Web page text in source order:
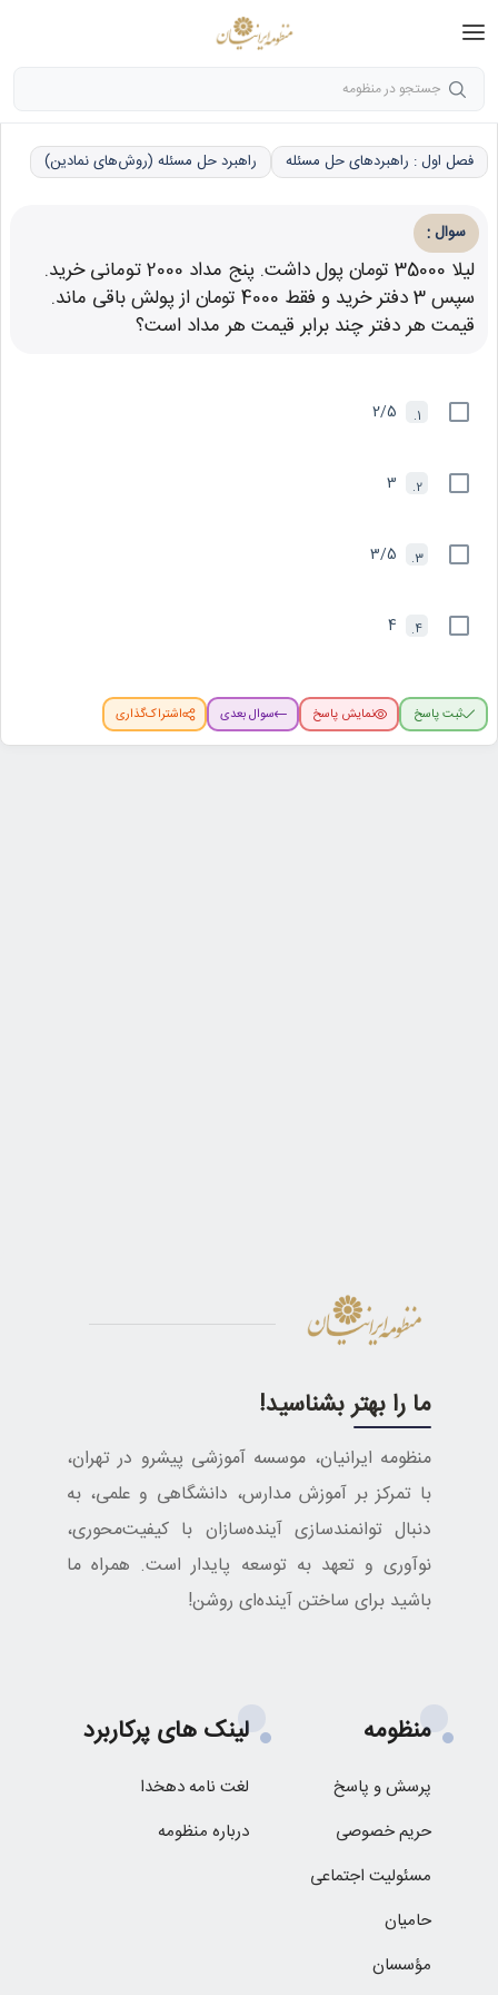
جستجو در منظومه
فصل اول : راهبردهای حل مسئله راهبرد حل مسئله (روش‌های نمادین)
سوال :
لیلا 35000 تومان پول داشت. پنج مداد 2000 تومانی خرید.
سپس 3 دفتر خرید و فقط 4000 تومان از پولش باقی ماند.
قیمت هر دفتر چند برابر قیمت هر مداد است؟
1.
2/5
2.
3
3.
3/5
4.
4
ثبت پاسخ نمایش پاسخ سوال بعدی اشتراک‌گذاری
ما را بهتر بشناسید!
منظومه ایرانیان، موسسه آموزشی پیشرو در تهران،
با تمرکز بر آموزش مدارس، دانشگاهی و علمی، به
دنبال توانمندسازی آینده‌سازان با کیفیت‌محوری،
نوآوری و تعهد به توسعه پایدار است. همراه ما
باشید برای ساختن آینده‌ای روشن!
منظومه
پرسش و پاسخ
حریم خصوصی
مسئولیت اجتماعی
حامیان
مؤسسان
لینک های پرکاربرد
لغت نامه دهخدا
درباره منظومه